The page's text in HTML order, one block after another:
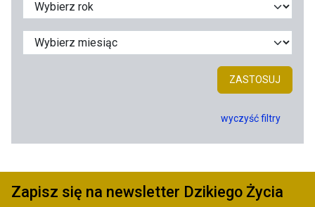
ZASTOSUJ
wyczyść filtry
Zapisz się na newsletter Dzikiego Życia